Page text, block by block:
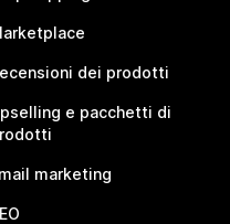
dei prodotti
e pacchetti di
marketing